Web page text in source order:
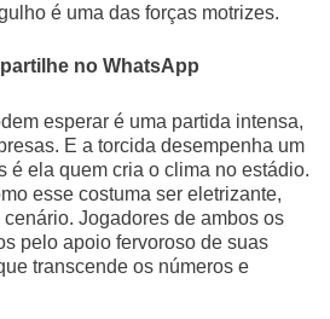
é uma das forças motrizes.
no WhatsApp
esperar é uma partida intensa,
E a torcida desempenha um
é ela quem cria o clima no estádio.
esse costuma ser eletrizante,
Jogadores de ambos os
pelo apoio fervoroso de suas
transcende os números e